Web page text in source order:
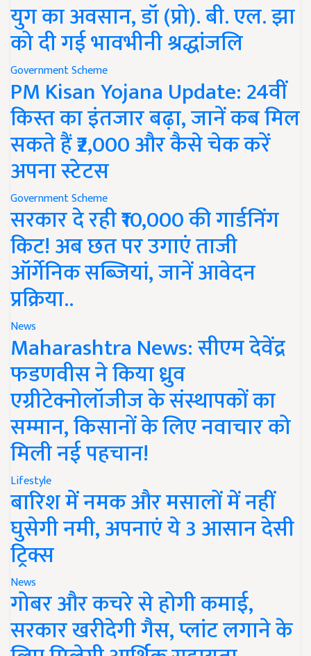
युग का अवसान, डॉ (प्रो). बी. एल. झा
को दी गई भावभीनी श्रद्धांजलि
Government Scheme
PM Kisan Yojana Update: 24वीं
किस्त का इंतजार बढ़ा, जानें कब मिल
सकते हैं ₹2,000 और कैसे चेक करें
अपना स्टेटस
Government Scheme
सरकार दे रही ₹10,000 की गार्डनिंग
किट! अब छत पर उगाएं ताजी
ऑर्गेनिक सब्जियां, जानें आवेदन
प्रक्रिया..
News
Maharashtra News: सीएम देवेंद्र
फडणवीस ने किया ध्रुव
एग्रीटेक्नोलॉजीज के संस्थापकों का
सम्मान, किसानों के लिए नवाचार को
मिली नई पहचान!
Lifestyle
बारिश में नमक और मसालों में नहीं
घुसेगी नमी, अपनाएं ये 3 आसान देसी
ट्रिक्स
News
गोबर और कचरे से होगी कमाई,
सरकार खरीदेगी गैस, प्लांट लगाने के